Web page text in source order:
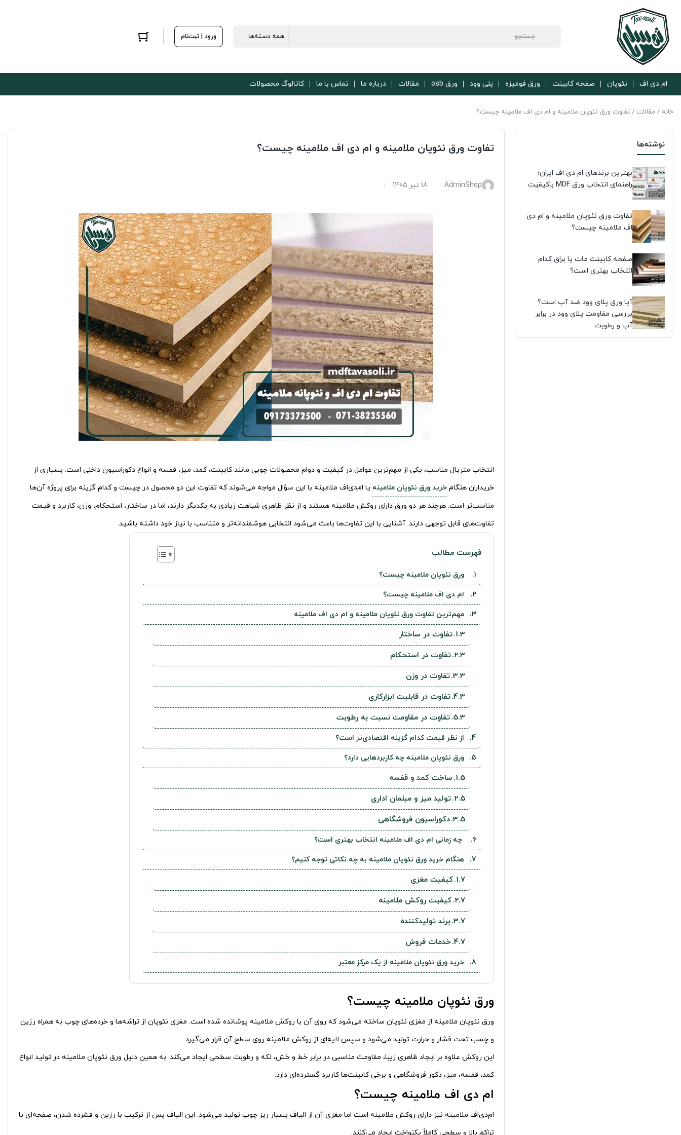
ورود | ثبت‌نام
ام دی اف نئوپان صفحه کابینت ورق فومیزه پلی وود ورق osb مقالات درباره ما تماس با ما کاتالوگ محصولات
خانه / مقالات / تفاوت ورق نئوپان ملامینه و ام دی اف ملامینه چیست؟
نوشته‌ها
بهترین برندهای ام دی اف ایران؛
راهنمای انتخاب ورق MDF باکیفیت
تفاوت ورق نئوپان ملامینه و ام دی
اف ملامینه چیست؟
صفحه کابینت مات یا براق کدام
انتخاب بهتری است؟
آیا ورق پلای وود ضد آب است؟
بررسی مقاومت پلای وود در برابر
آب و رطوبت
تفاوت ورق نئوپان ملامینه و ام دی اف ملامینه چیست؟
AdminShop 18 تیر 1405
انتخاب متریال مناسب، یکی از مهم‌ترین عوامل در کیفیت و دوام محصولات چوبی مانند کابینت، کمد، میز، قفسه و انواع دکوراسیون داخلی است. بسیاری از
خریداران هنگامخرید ورق نئوپان ملامینه یا ام‌دی‌اف ملامینه با این سؤال مواجه می‌شوند که تفاوت این دو محصول در چیست و کدام گزینه برای پروژه آن‌ها
مناسب‌تر است. هرچند هر دو ورق دارای روکش ملامینه هستند و از نظر ظاهری شباهت زیادی به یکدیگر دارند، اما در ساختار، استحکام، وزن، کاربرد و قیمت
تفاوت‌های قابل توجهی دارند. آشنایی با این تفاوت‌ها باعث می‌شود انتخابی هوشمندانه‌تر و متناسب با نیاز خود داشته باشید.
فهرست مطالب
ورق نئوپان ملامینه چیست؟
ام دی اف ملامینه چیست؟
مهم‌ترین تفاوت ورق نئوپان ملامینه و ام دی اف ملامینه
تفاوت در ساختار
تفاوت در استحکام
تفاوت در وزن
تفاوت در قابلیت ابزارکاری
تفاوت در مقاومت نسبت به رطوبت
از نظر قیمت کدام گزینه اقتصادی‌تر است؟
ورق نئوپان ملامینه چه کاربردهایی دارد؟
ساخت کمد و قفسه
تولید میز و مبلمان اداری
دکوراسیون فروشگاهی
چه زمانی ام دی اف ملامینه انتخاب بهتری است؟
هنگام خرید ورق نئوپان ملامینه به چه نکاتی توجه کنیم؟
کیفیت مغزی
کیفیت روکش ملامینه
برند تولیدکننده
خدمات فروش
خرید ورق نئوپان ملامینه از یک مرکز معتبر
ورق نئوپان ملامینه چیست؟
ورق نئوپان ملامینه از مغزی نئوپان ساخته می‌شود که روی آن با روکش ملامینه پوشانده شده است. مغزی نئوپان از تراشه‌ها و خرده‌های چوب به همراه رزین
و چسب تحت فشار و حرارت تولید می‌شود و سپس لایه‌ای از روکش ملامینه روی سطح آن قرار می‌گیرد.
این روکش علاوه بر ایجاد ظاهری زیبا، مقاومت مناسبی در برابر خط و خش، لکه و رطوبت سطحی ایجاد می‌کند. به همین دلیل ورق نئوپان ملامینه در تولید انواع
کمد، قفسه، میز، دکور فروشگاهی و برخی کابینت‌ها کاربرد گسترده‌ای دارد.
ام دی اف ملامینه چیست؟
ام‌دی‌اف ملامینه نیز دارای روکش ملامینه است اما مغزی آن از الیاف بسیار ریز چوب تولید می‌شود. این الیاف پس از ترکیب با رزین و فشرده شدن، صفحه‌ای با
تراکم بالا و سطحی کاملاً یکنواخت ایجاد می‌کنند.